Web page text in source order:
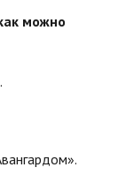
можно